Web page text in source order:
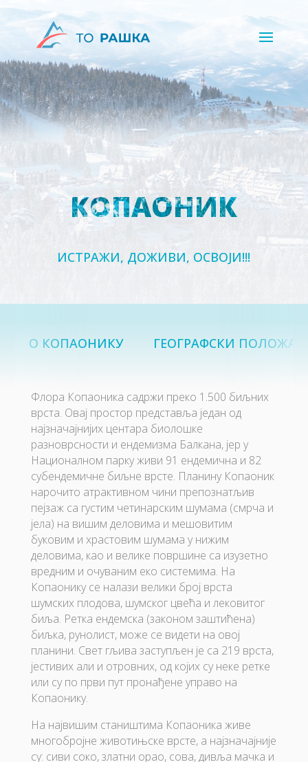
КОПАОНИК
ИСТРАЖИ, ДОЖИВИ, ОСВОЈИ!!!
О КОПАОНИКУ ГЕОГРАФСКИ ПОЛОЖАЈ
Флора Копаоника садржи преко 1.500 биљних
врста. Овај простор представља један од
најзначајнијих центара биолошке
разноврсности и ендемизма Балкана, јер у
Националном парку живи 91 ендемична и 82
субендемичне биљне врсте. Планину Копаоник
нарочито атрактивном чини препознатљив
пејзаж са густим четинарским шумама (смрча и
јела) на вишим деловима и мешовитим
буковим и храстовим шумама у нижим
деловима, као и велике површине са изузетно
вредним и очуваним еко системима. На
Копаонику се налази велики број врста
шумских плодова, шумског цвећа и лековитог
биља. Ретка ендемска (законом заштићена)
биљка, рунолист, може се видети на овој
планини. Свет гљива заступљен је са 219 врста,
јестивих али и отровних, од којих су неке ретке
или су по први пут пронађене управо на
Копаонику.
На највишим стаништима Копаоника живе
многобројне животињске врсте, а најзначајније
су: сиви соко, златни орао, сова, дивља мачка и